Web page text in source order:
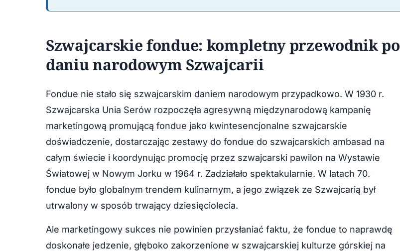
Szwajcarskie fondue: kompletny przewodnik po
daniu narodowym Szwajcarii
Fondue nie stało się szwajcarskim daniem narodowym przypadkowo. W 1930 r.
Szwajcarska Unia Serów rozpoczęła agresywną międzynarodową kampanię
marketingową promującą fondue jako kwintesencjonalne szwajcarskie
doświadczenie, dostarczając zestawy do fondue do szwajcarskich ambasad na
całym świecie i koordynując promocję przez szwajcarski pawilon na Wystawie
Światowej w Nowym Jorku w 1964 r. Zadziałało spektakularnie. W latach 70.
fondue było globalnym trendem kulinarnym, a jego związek ze Szwajcarią był
utrwalony w sposób trwający dziesięciolecia.
Ale marketingowy sukces nie powinien przysłaniać faktu, że fondue to naprawdę
doskonałe jedzenie, głęboko zakorzenione w szwajcarskiej kulturze górskiej na